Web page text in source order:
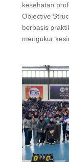
kesehatan
Objective
berbasis
mengukur